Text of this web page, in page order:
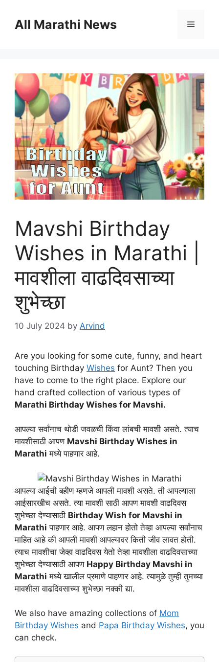
contentAll Marathi News Menu
Mavshi Birthday
Wishes in Marathi |
मावशीला वाढदिवसाच्या
शुभेच्छा
10 July 2024 by Arvind
Are you looking for some cute, funny, and heart
touching Birthday Wishes for Aunt? Then you
have to come to the right place. Explore our
hand crafted collection of various types of
Marathi Birthday Wishes for Mavshi.
आपल्या सर्वांनाच थोडी जवळची किंवा लांबची मावशी असते. त्याच
मावशीसाठी आपण Mavshi Birthday Wishes in
Marathi मध्ये पाहणार आहे.
आपल्या आईची बहीण म्हणजे आपली मावशी असते. ती आपल्याला
आईसारखीच असते. त्या मावशी साठी आपण मावशी वाढदिवस
शुभेच्छा देण्यासाठी Birthday Wish for Mavshi in
Marathi पाहणार आहे. आपण लहान होतो तेव्हा आपल्या सर्वांनाच
माहित आहे की आपली मावशी आपल्यावर किती जीव लावत होती.
त्याच मावशीचा जेव्हा वाढदिवस येतो तेव्हा मावशीला वाढदिवसाच्या
शुभेच्छा देण्यासाठी आपण Happy Birthday Mavshi in
Marathi मध्ये खालील प्रमाणे पाहणार आहे. त्यामुळे तुम्ही तुमच्या
मावशीला वाढदिवसाच्या शुभेच्छा नक्की द्या.
We also have amazing collections of Mom
Birthday Wishes and Papa Birthday Wishes, you
can check.